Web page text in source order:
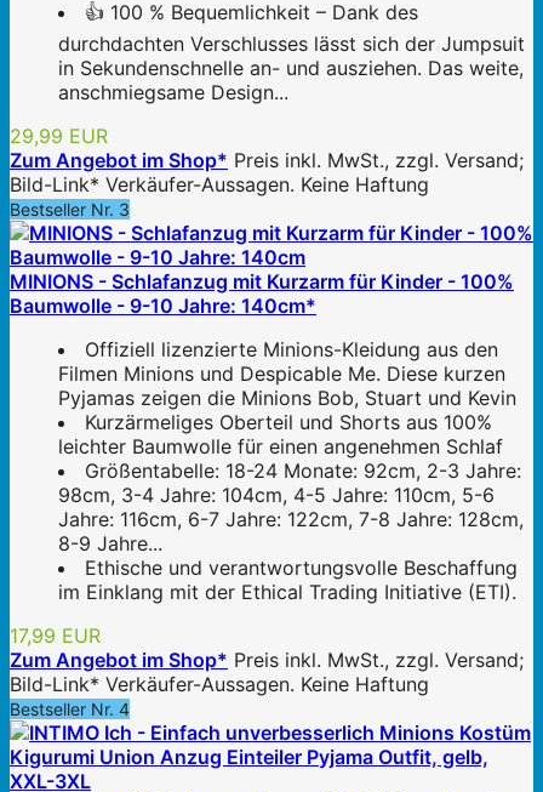
👍 100 % Bequemlichkeit – Dank des
durchdachten Verschlusses lässt sich der Jumpsuit
in Sekundenschnelle an- und ausziehen. Das weite,
anschmiegsame Design...
29,99 EUR
Zum Angebot im Shop* Preis inkl. MwSt., zzgl. Versand;
Bild-Link* Verkäufer-Aussagen. Keine Haftung
Bestseller Nr. 3
MINIONS - Schlafanzug mit Kurzarm für Kinder - 100%
Baumwolle - 9-10 Jahre: 140cm*
Offiziell lizenzierte Minions-Kleidung aus den
Filmen Minions und Despicable Me. Diese kurzen
Pyjamas zeigen die Minions Bob, Stuart und Kevin
Kurzärmeliges Oberteil und Shorts aus 100%
leichter Baumwolle für einen angenehmen Schlaf
Größentabelle: 18-24 Monate: 92cm, 2-3 Jahre:
98cm, 3-4 Jahre: 104cm, 4-5 Jahre: 110cm, 5-6
Jahre: 116cm, 6-7 Jahre: 122cm, 7-8 Jahre: 128cm,
8-9 Jahre...
Ethische und verantwortungsvolle Beschaffung
im Einklang mit der Ethical Trading Initiative (ETI).
17,99 EUR
Zum Angebot im Shop* Preis inkl. MwSt., zzgl. Versand;
Bild-Link* Verkäufer-Aussagen. Keine Haftung
Bestseller Nr. 4